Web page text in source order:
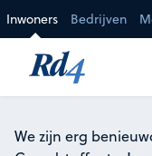
Inwoners Bedrijven
We zijn erg